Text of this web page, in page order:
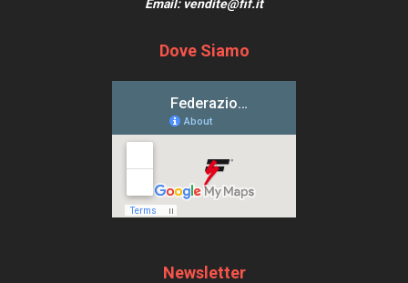
Email: vendite@fif.it
Dove Siamo
Newsletter